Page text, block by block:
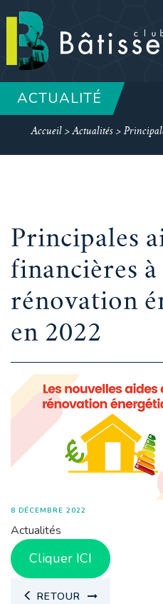
ACTUALITÉ
Accueil >Actualités >
Principales
financières à
rénovation
en 2022
8 DÉCEMBRE 2022
Actualités
Cliquer ICI
RETOUR